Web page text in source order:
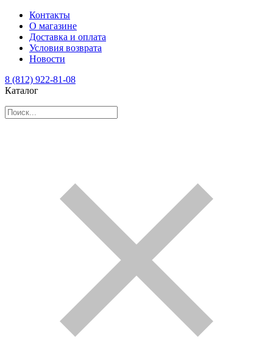
Контакты
О магазине
Доставка и оплата
Условия возврата
Новости
8 (812) 922-81-08
Каталог